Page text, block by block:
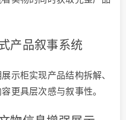
产品叙事系统
示柜实现产品结构拆解、
更具层次感与叙事性。